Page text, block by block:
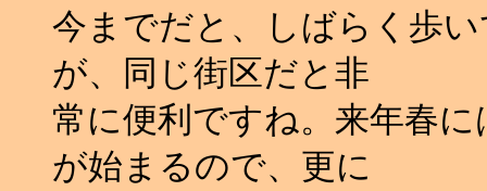
今までだと、しばらく歩
が、同じ街区だと非
常に便利ですね。来年春
が始まるので、更に